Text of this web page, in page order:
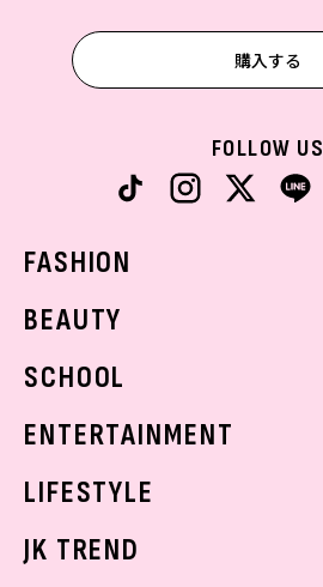
購入する
FOLLOW US
FASHION
着回し
BEAUTY
ベストコスメ
ボディケア
SCHOOL
学校ヘアメイク
ENTERTAINMENT
K-POP
LIFESTYLE
JK TREND